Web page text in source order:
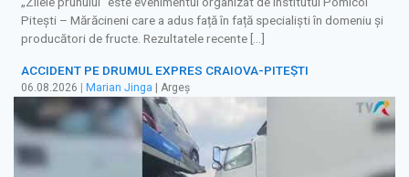
Pitești – Mărăcineni care a adus față în față specialiști în domeniu și
producători de fructe. Rezultatele recente […]
ACCIDENT PE DRUMUL EXPRES CRAIOVA-PITEȘTI
06.08.2026 | Marian Jinga | Argeș